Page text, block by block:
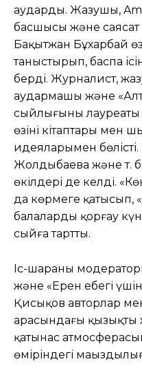
аударды. Жазушы,
басшысы және
Бақытжан Бұхарбай
таныстырып, баспа
берді. Журналист,
аудармашы және
сыйлығының
өзінің кітаптары
идеяларымен
Жолдыбаева және т.
өкілдері де келді.
да көрмеге қатысып,
балаларды қорғау
сыйға тартты.
Іс-шараның
және «Ерен еңбегі
Қисықов авторлар
арасындағы
қатынас
өміріндегі